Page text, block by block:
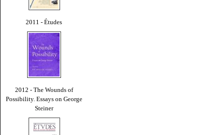
2011 - Études
2012 - The Wounds of
Possibility. Essays on George
Steiner